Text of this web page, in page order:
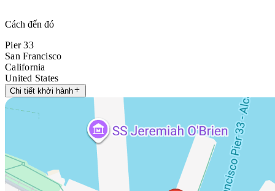
Cách đến đó
Pier 33
San Francisco
California
United States
Chi tiết khởi hành